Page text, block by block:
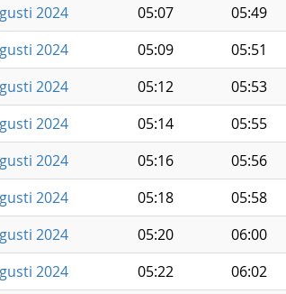
2024
05:07 05:49
2024
05:09 05:51
2024
05:12 05:53
2024
05:14 05:55
2024
05:16 05:56
2024
05:18 05:58
2024
05:20 06:00
2024
05:22 06:02